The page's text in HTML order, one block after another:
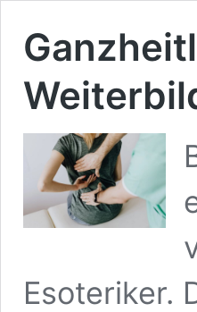
Esoteriker.